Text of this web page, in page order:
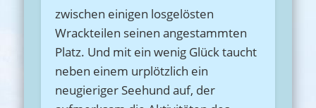
zwischen einigen losgelösten
Wrackteilen seinen angestammten
Platz. Und mit ein wenig Glück taucht
neben einem urplötzlich ein
neugieriger Seehund auf, der